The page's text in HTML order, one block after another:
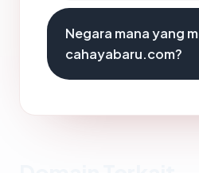
Negara mana yang
cahayabaru.com?